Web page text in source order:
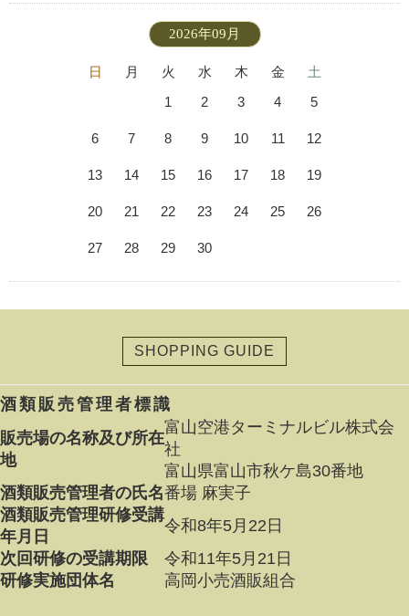
2026年09月
日 月 火 水 木 金
土
1
2 3 4 5
6 7 8 9 10 11 12
13 14 15 16 17 18 19
20 21 22 23 24 25 26
27 28 29 30
SHOPPING GUIDE
酒類販売管理者標識
販売場の名称及び所在
地
富山空港ターミナルビル株式会
社
富山県富山市秋ケ島30番地
酒類販売管理者の氏名番場 麻実子
酒類販売管理研修受講
年月日
令和8年5月22日
次回研修の受講期限
令和11年5月21日
研修実施団体名
高岡小売酒販組合